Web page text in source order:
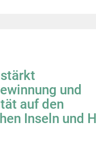
und
auf den
Inseln und